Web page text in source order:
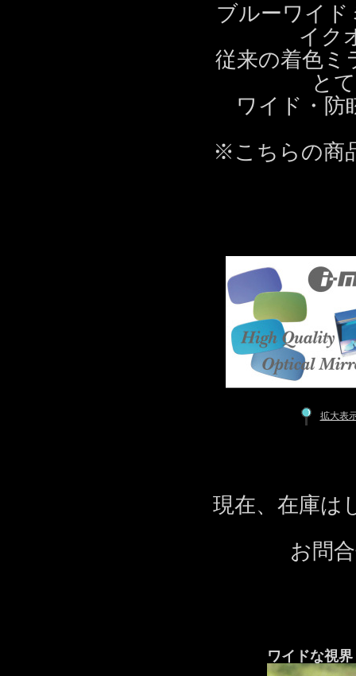
ブルーワイ
イク
従来の着色ミ
と
ワイド・防
※こちらの商
拡大表
現在、在庫は
お問
ワイドな視界